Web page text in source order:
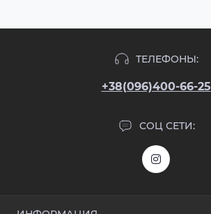
ТЕЛЕФОНЫ:
+38(096)400-66-25
СОЦ СЕТИ: